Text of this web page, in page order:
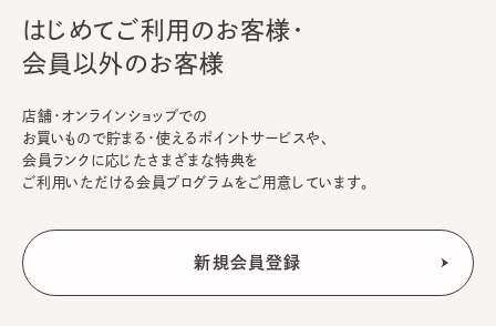
はじめてご利用のお客様・
会員以外のお客様
店舗・オンラインショップでの
お買いもので貯まる・使えるポイントサービスや、
会員ランクに応じたさまざまな特典を
ご利用いただける会員プログラムをご用意しています。